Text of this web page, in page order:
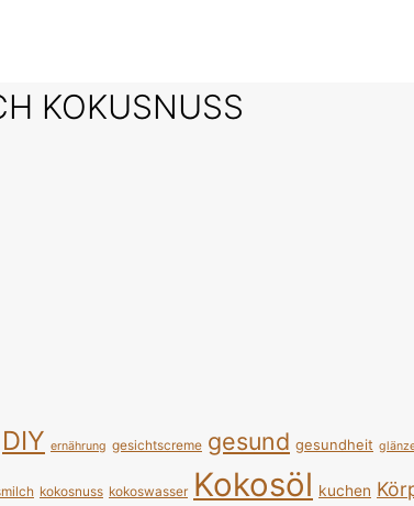
KOKUSNUSS
DIY ernährung gesichtscreme gesund gesundheit
kokosnuss kokoswasser Kokosöl kuchen